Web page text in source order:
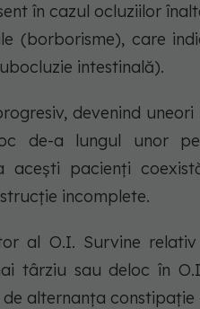
în cazul ocluziilor
(borborisme), care
intestinală).
devenind
de-a lungul unor
acești pacienți
incomplete.
al O.I. Survine
târziu sau deloc în
alternanța constipație